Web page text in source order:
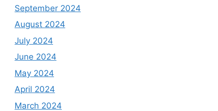
September 2024
August 2024
July 2024
June 2024
May 2024
April 2024
March 2024